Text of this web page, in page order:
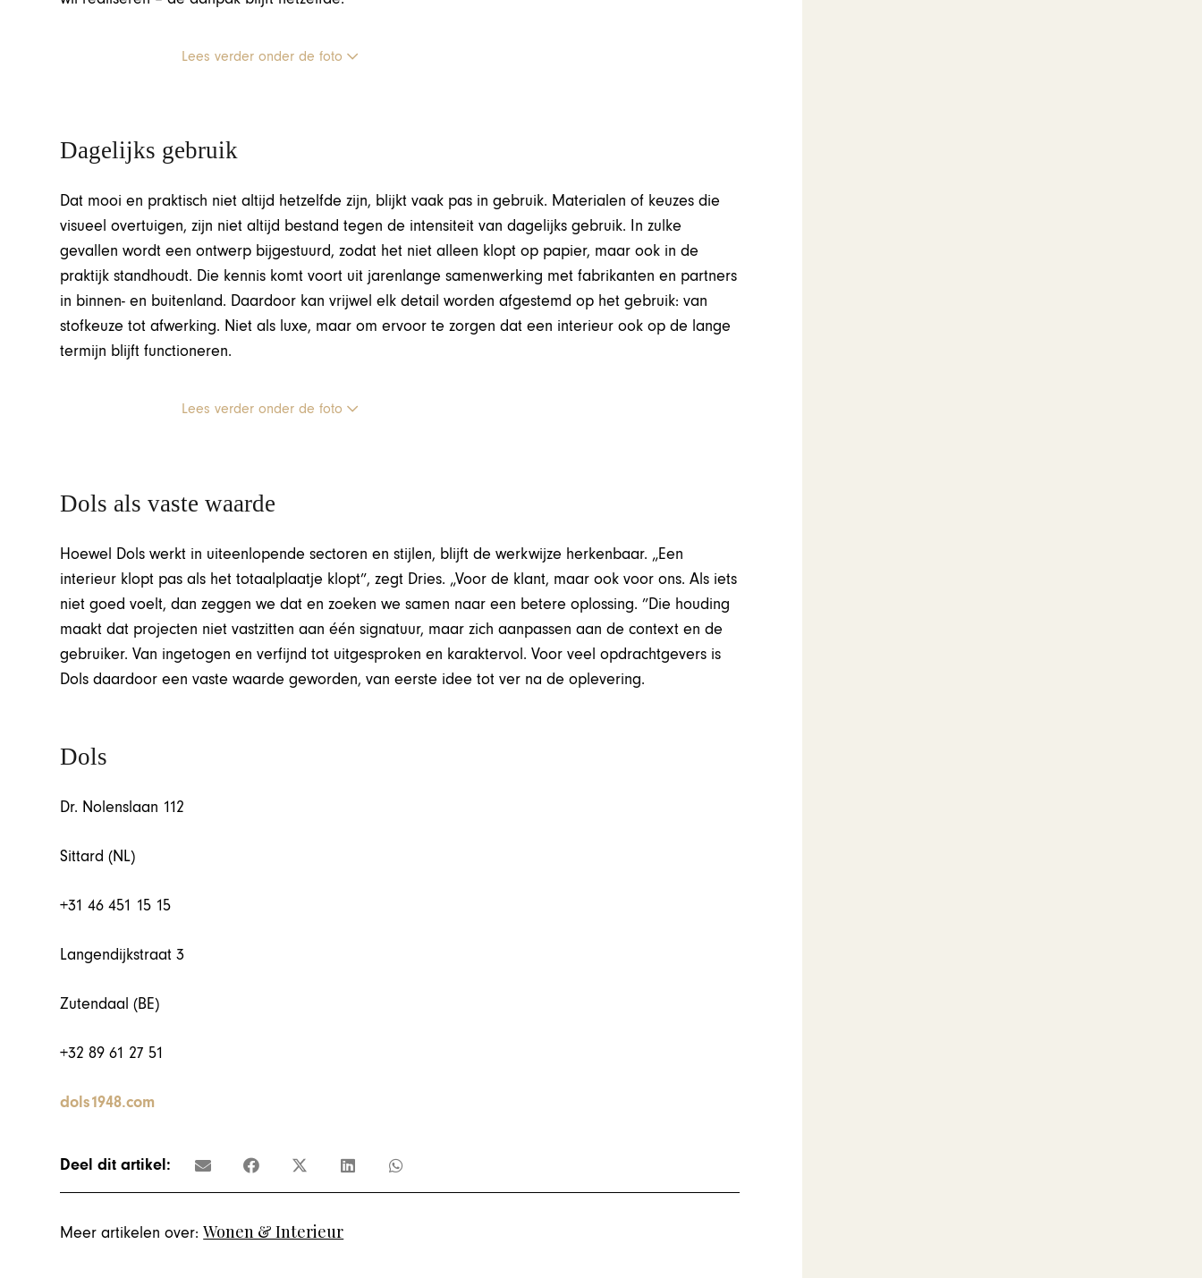
Lees verder onder de foto
Dagelijks gebruik
Dat mooi en praktisch niet altijd hetzelfde zijn, blijkt vaak pas in gebruik. Materialen of keuzes die
visueel overtuigen, zijn niet altijd bestand tegen de intensiteit van dagelijks gebruik. In zulke
gevallen wordt een ontwerp bijgestuurd, zodat het niet alleen klopt op papier, maar ook in de
praktijk standhoudt. Die kennis komt voort uit jarenlange samenwerking met fabrikanten en partners
in binnen- en buitenland. Daardoor kan vrijwel elk detail worden afgestemd op het gebruik: van
stofkeuze tot afwerking. Niet als luxe, maar om ervoor te zorgen dat een interieur ook op de lange
termijn blijft functioneren.
Lees verder onder de foto
Dols als vaste waarde
Hoewel Dols werkt in uiteenlopende sectoren en stijlen, blijft de werkwijze herkenbaar. „Een
interieur klopt pas als het totaalplaatje klopt”, zegt Dries. „Voor de klant, maar ook voor ons. Als iets
niet goed voelt, dan zeggen we dat en zoeken we samen naar een betere oplossing. ”Die houding
maakt dat projecten niet vastzitten aan één signatuur, maar zich aanpassen aan de context en de
gebruiker. Van ingetogen en verfijnd tot uitgesproken en karaktervol. Voor veel opdrachtgevers is
Dols daardoor een vaste waarde geworden, van eerste idee tot ver na de oplevering.
Dols
Dr. Nolenslaan 112
Sittard (NL)
+31 46 451 15 15
Langendijkstraat 3
Zutendaal (BE)
+32 89 61 27 51
dols1948.com
Deel dit artikel:
Meer artikelen over: Wonen & Interieur